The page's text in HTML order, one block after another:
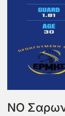
ΝΟ